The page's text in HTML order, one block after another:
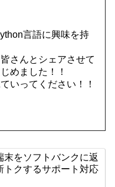
言語に興味を持
さんとシェアさせて
めました！！
いってください！！
末をソフトバンクに返
トクするサポート対応